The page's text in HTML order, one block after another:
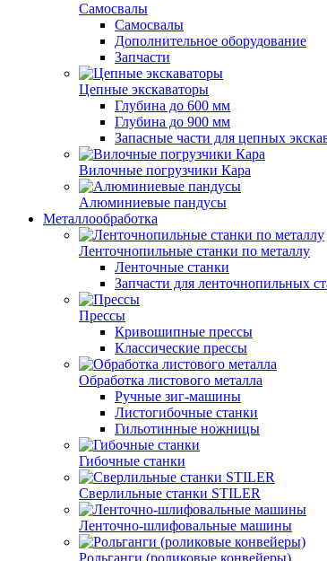
Самосвалы
Самосвалы
Дополнительное оборудование
Запчасти
Цепные экскаваторы
Глубина до 600 мм
Глубина до 900 мм
Запасные части для цепных
Вилочные погрузчики Кара
Алюминиевые пандусы
Металлообработка
Ленточнопильные станки по металлу
Ленточные станки
Запчасти для ленточнопильных
Прессы
Кривошипные прессы
Классические прессы
Обработка листового металла
Ручные зиг-машины
Листогибочные станки
Гильотинные ножницы
Гибочные станки
Сверлильные станки STILER
Ленточно-шлифовальные машины
Рольганги (роликовые конвейеры)